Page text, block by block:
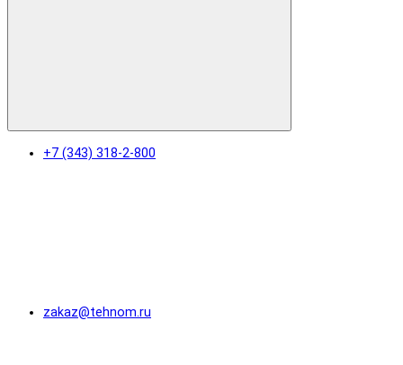
+7 (343) 318-2-800
zakaz@tehnom.ru